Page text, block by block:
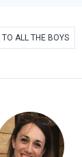
TO ALL THE BOYS